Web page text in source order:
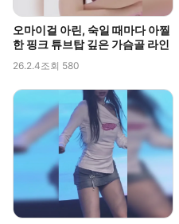
오마이걸 아린, 숙일 때마다 아찔
한 핑크 튜브탑 깊은 가슴골 라인
26.2.4조회 580